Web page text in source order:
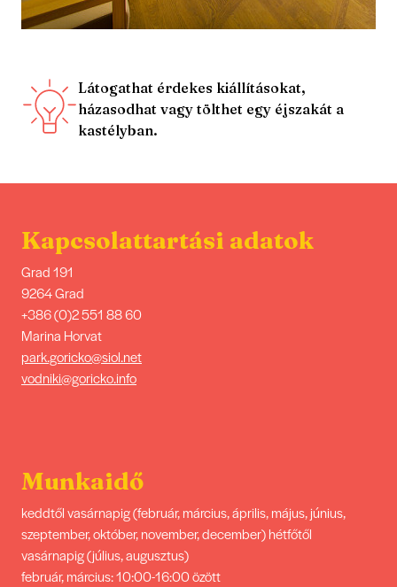
Látogathat érdekes kiállításokat,
házasodhat vagy tölthet egy éjszakát a
kastélyban.
Kapcsolattartási adatok
Grad 191
9264 Grad
+386 (0)2 551 88 60
Marina Horvat
park.goricko@siol.net
vodniki@goricko.info
Munkaidő
keddtől vasárnapig (február, március, április, május, június,
szeptember, október, november, december) hétfőtől
vasárnapig (július, augusztus)
február, március: 10:00-16:00 özött